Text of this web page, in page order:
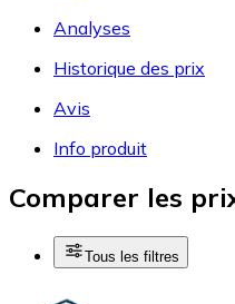
Analyses
Historique des prix
Avis
Info produit
Comparer les
Tous les filtres